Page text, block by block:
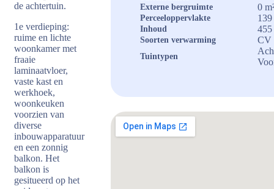
de achtertuin.
1e verdieping:
ruime en lichte
woonkamer met
fraaie
laminaatvloer,
vaste kast en
werkhoek,
woonkeuken
voorzien van
diverse
inbouwapparatuur
en een zonnig
balkon. Het
balkon is
gesitueerd op het
Externe bergruimte 0
Perceeloppervlakte 139
Inhoud 455
Soorten verwarming CV
Tuintypen